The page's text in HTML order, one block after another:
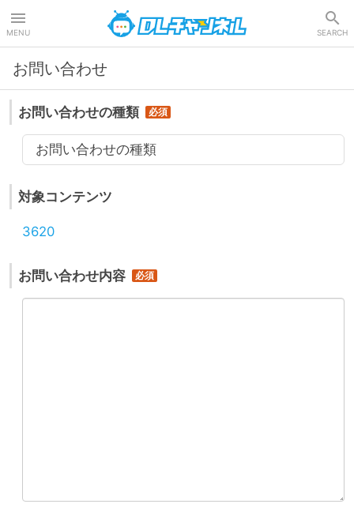
MENU SEARCH
お問い合わせ
お問い合わせの種類
お問い合わせの種類
対象コンテンツ
3620
お問い合わせ内容